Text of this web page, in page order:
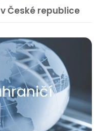
České republice